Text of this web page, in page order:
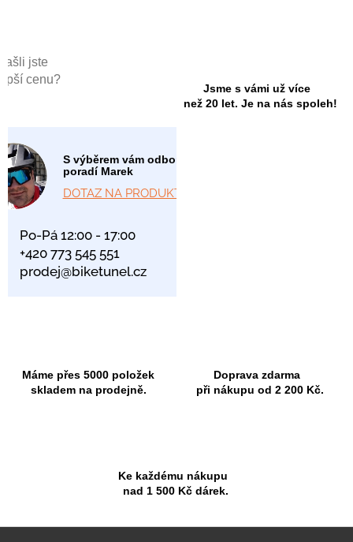
jste
cenu?
S výběrem vám odborně
poradí Marek
DOTAZ NA PRODUKT
Po-Pá 12:00 - 17:00
+420 773 545 551
prodej@biketunel.cz
Jsme s vámi už více
než 20 let. Je na nás spoleh!
Máme přes 5000 položek
skladem na prodejně.
Doprava zdarma
při nákupu od 2 200 Kč.
Ke každému nákupu
nad 1 500 Kč dárek.